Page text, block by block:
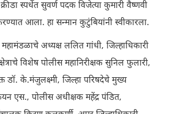
स्पर्धेत सुवर्ण पदक विजेत्या कुमारी वैष्णवी
आला. हा सन्मान कुटुंबियांनी स्वीकारला.
अध्यक्ष ललित गांधी, जिल्हाधिकारी
विशेष पोलीस महानिरीक्षक सुनिल फुलारी,
डॉ. के.मंजुलक्ष्मी, जिल्हा परिषदेचे मुख्य
एस., पोलीस अधीक्षक महेंद्र पंडित,